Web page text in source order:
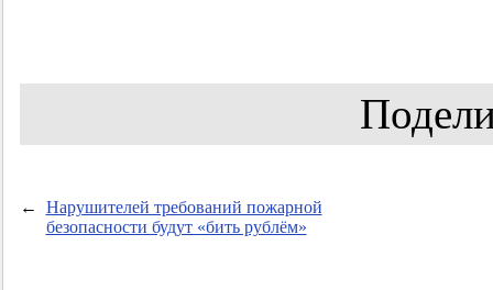
←
Нарушителей требований пожарной
безопасности будут «бить рублём»